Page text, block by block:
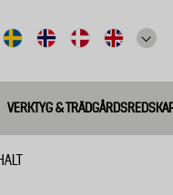
VERKTYG &